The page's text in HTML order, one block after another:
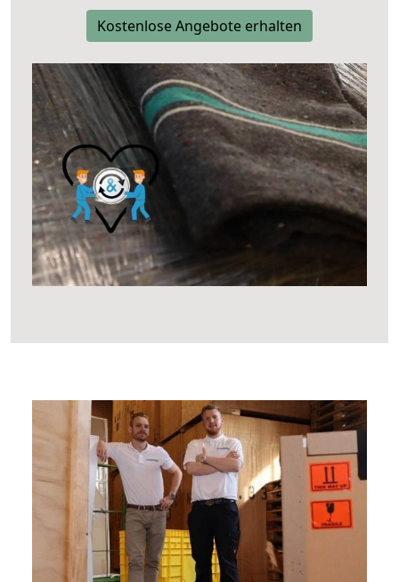
Kostenlose Angebote erhalten